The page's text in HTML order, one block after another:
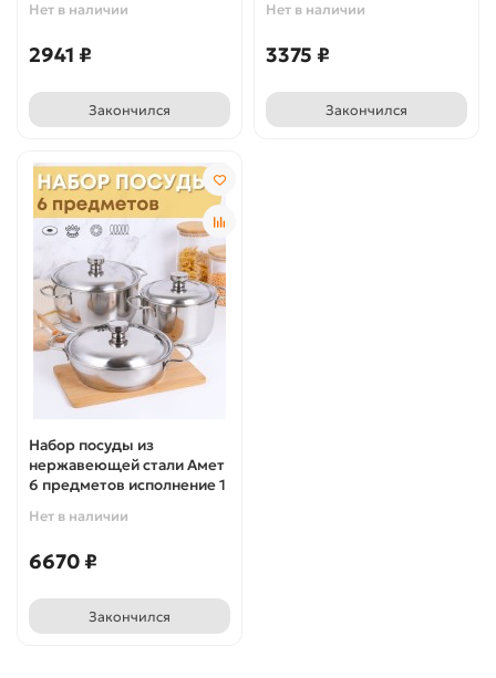
Нет в наличии
2941 ₽
Закончился
Нет в наличии
3375 ₽
Закончился
Набор посуды из
нержавеющей стали Амет
6 предметов исполнение 1
Нет в наличии
6670 ₽
Закончился